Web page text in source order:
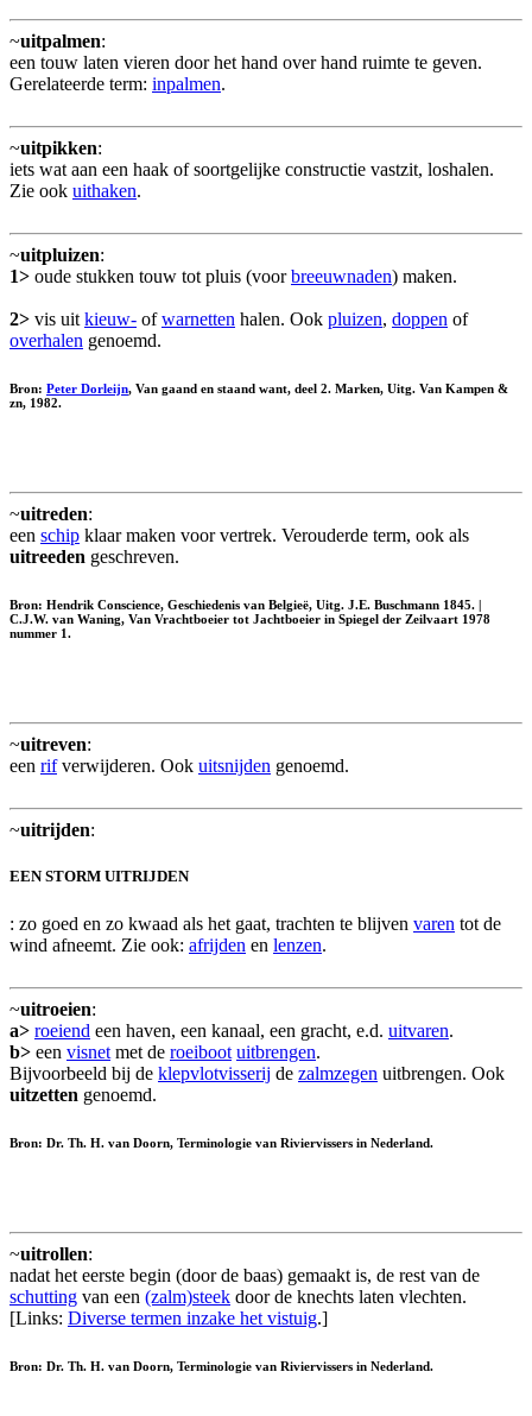
~uitpalmen:
een touw laten vieren door het hand over hand ruimte te geven.
Gerelateerde term: inpalmen.
~uitpikken:
iets wat aan een haak of soortgelijke constructie vastzit, loshalen.
Zie ook uithaken.
~uitpluizen:
1> oude stukken touw tot pluis (voorbreeuwnaden) maken.
2> vis uitkieuw- ofwarnetten halen. Ook pluizen, doppen of
overhalen genoemd.
Bron: Peter Dorleijn, Van gaand en staand want, deel 2. Marken, Uitg. Van Kampen &
zn, 1982.
~uitreden:
een schip klaar maken voor vertrek. Verouderde term, ook als
uitreeden geschreven.
Bron: Hendrik Conscience, Geschiedenis van Belgieë, Uitg. J.E. Buschmann 1845. |
C.J.W. van Waning, Van Vrachtboeier tot Jachtboeier in Spiegel der Zeilvaart 1978
nummer 1.
~uitreven:
een rifverwijderen. Ook uitsnijden genoemd.
~uitrijden:
EEN STORM UITRIJDEN
: zo goed en zo kwaad als het gaat, trachten te blijven varen tot de
wind afneemt. Zie ook: afrijden en lenzen.
~uitroeien:
a> roeiend een haven, een kanaal, een gracht, e.d. uitvaren.
b> een visnet met de roeiboot uitbrengen.
Bijvoorbeeld bij de klepvlotvisserij de zalmzegen uitbrengen. Ook
uitzetten genoemd.
Bron: Dr. Th. H. van Doorn, Terminologie van Riviervissers in Nederland.
~uitrollen:
nadat het eerste begin (door de baas) gemaakt is, de rest van de
schutting van een (zalm)steek door de knechts laten vlechten.
[Links: Diverse termen inzake het vistuig.]
Bron: Dr. Th. H. van Doorn, Terminologie van Riviervissers in Nederland.